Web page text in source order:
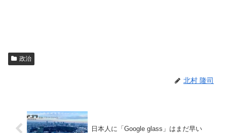
政治
北村 隆司
日本人に「Google glass」はまだ早い